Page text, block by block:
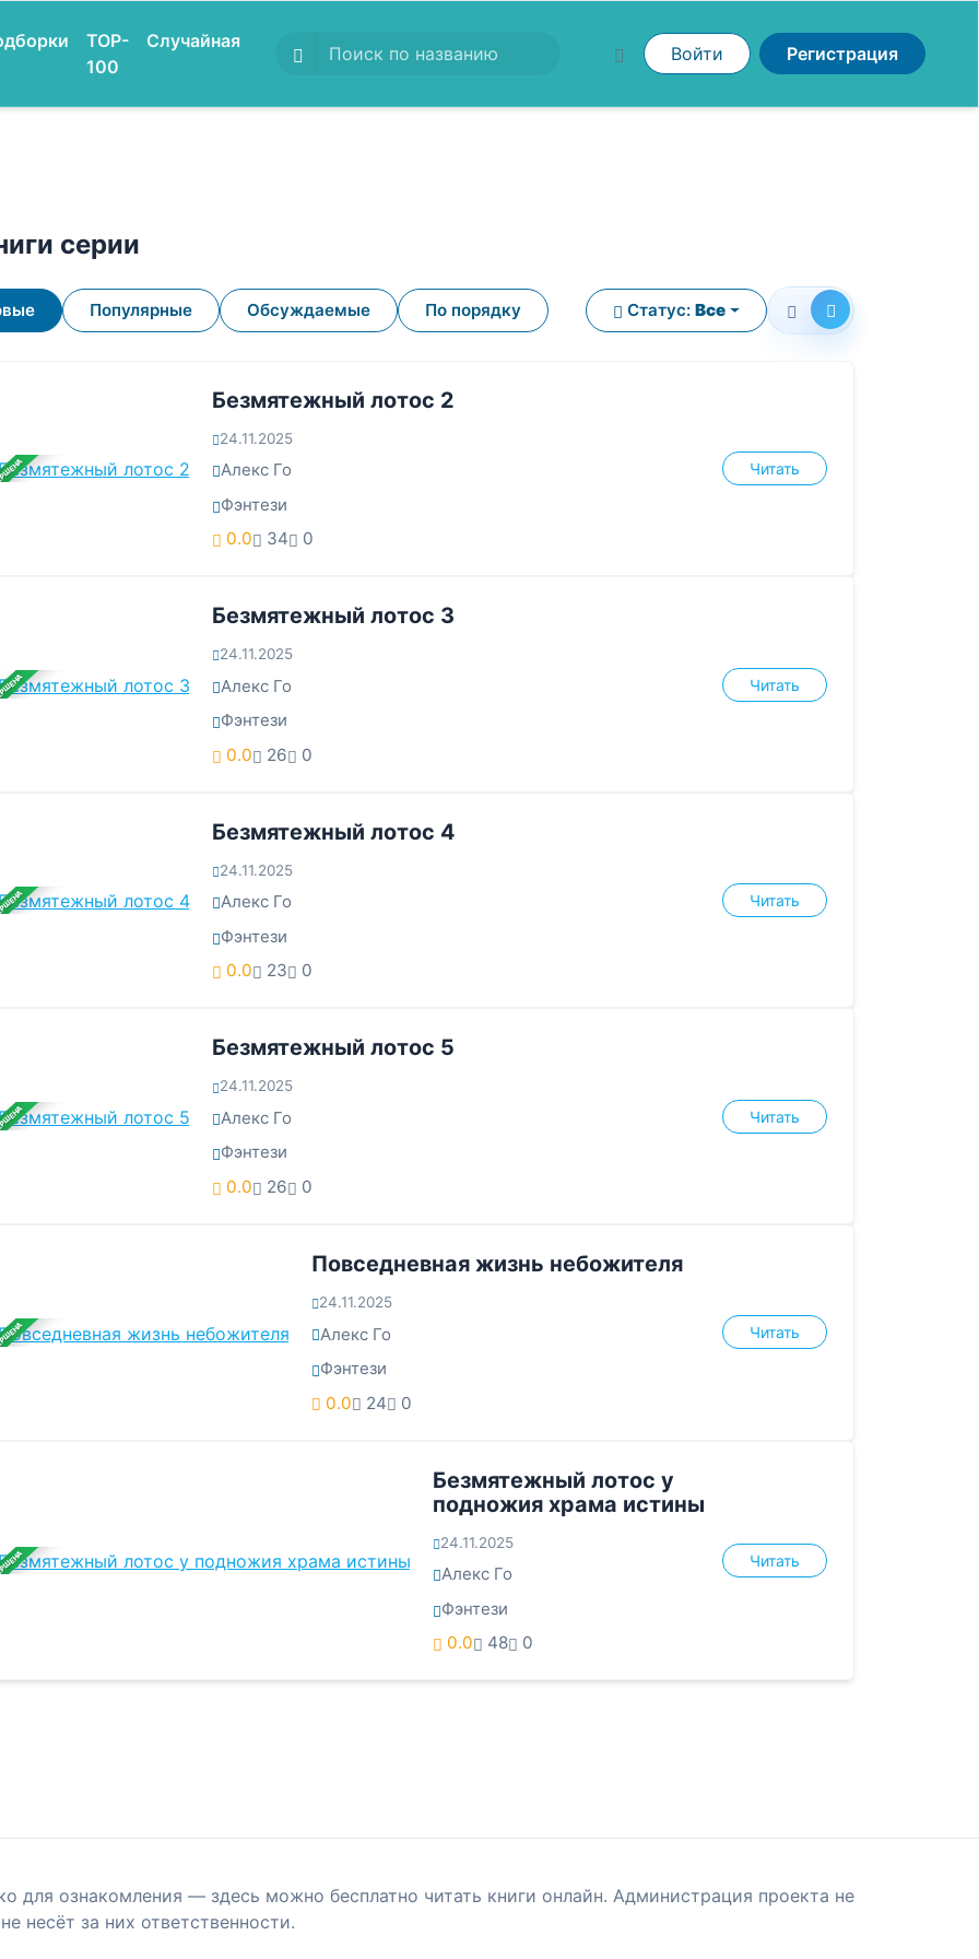
TOP-
100
Случайная
Войти Регистрация
серии
Популярные Обсуждаемые По порядку Статус: Все
Безмятежный лотос 2
24.11.2025
Алекс Го
Фэнтези
0.0
34 0
Читать
Безмятежный лотос 3
24.11.2025
Алекс Го
Фэнтези
0.0
26 0
Читать
Безмятежный лотос 4
24.11.2025
Алекс Го
Фэнтези
0.0
23 0
Читать
Безмятежный лотос 5
24.11.2025
Алекс Го
Фэнтези
0.0
26 0
Читать
Повседневная жизнь небожителя
24.11.2025
Алекс Го
Фэнтези
0.0
24 0
Читать
Безмятежный лотос у
подножия храма истины
24.11.2025
Алекс Го
Фэнтези
0.0
48 0
Читать
для ознакомления — здесь можно бесплатно читать книги онлайн. Администрация проекта не
несёт за них ответственности.